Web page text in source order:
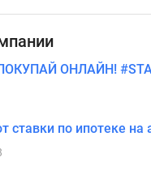
ОНЛАЙН!
ставки по ипотеке на